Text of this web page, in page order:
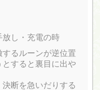
放し・充電の時
るルーンが逆位置
すると裏目に出や
断を急いだりする